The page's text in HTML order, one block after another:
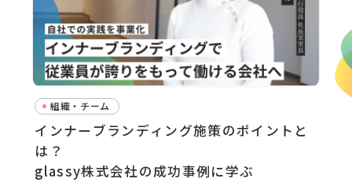
組織・チーム
インナーブランディング施策のポイントと
は？
glassy株式会社の成功事例に学ぶ